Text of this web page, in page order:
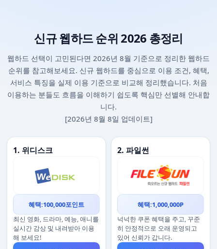
신규 웹하드 순위 2026 총정리
웹하드 선택이 고민된다면 2026년 8월 기준으로 정리한 웹하드
순위를 참고해보세요. 신규 웹하드를 중심으로 이용 조건, 혜택,
서비스 특징을 실제 이용 기준으로 비교해 정리했습니다. 처음
이용하는 분들도 흐름을 이해하기 쉽도록 핵심만 선별해 안내합
니다.
[2026년 8월 8일 업데이트]
1. 위디스크
혜택:100,000포인트
최신 영화, 드라마, 예능, 애니를
실시간 감상 및 내려받아 이용
해 보세요!
2. 파일썬
혜택:1,000,000P
넉넉한 쿠폰 혜택을 주고, 꾸준
히 안정적으로 오래 운영되고
있어 신뢰가 갑니다.